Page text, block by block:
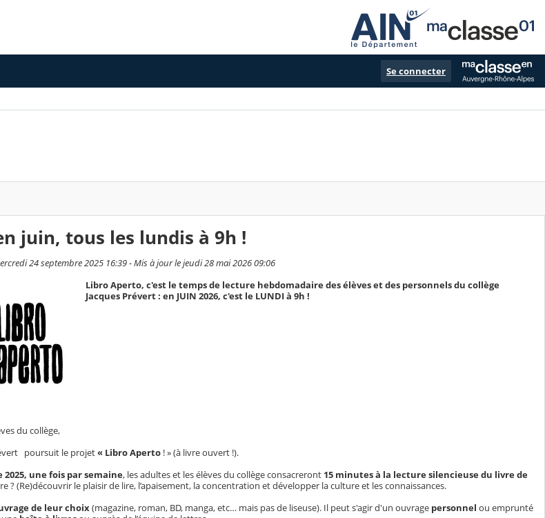
Se connecter
juin, tous les lundis à 9h !
24 septembre 2025 16:39 - Mis à jour le jeudi 28 mai 2026 09:06
Libro Aperto, c'est le temps de lecture hebdomadaire des élèves et des personnels du collège
Jacques Prévert : en JUIN 2026, c'est le LUNDI à 9h !
du collège,
poursuit le projet« Libro Aperto ! » (à livre ouvert !).
une fois par semaine, les adultes et les élèves du collège consacreront 15 minutes à la lecture silencieuse du livre de
? (Re)découvrir le plaisir de lire, l’apaisement, la concentration et développer la culture et les connaissances.
de leur choix(magazine, roman, BD, manga, etc… mais pas de liseuse). Il peut s'agir d'un ouvrage personnel ou emprunté